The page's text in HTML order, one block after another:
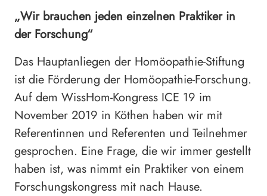
„Wir brauchen jeden einzelnen Praktiker in
der Forschung“
Das Hauptanliegen der Homöopathie-Stiftung
ist die Förderung der Homöopathie-Forschung.
Auf dem WissHom-Kongress ICE 19 im
November 2019 in Köthen haben wir mit
Referentinnen und Referenten und Teilnehmer
gesprochen. Eine Frage, die wir immer gestellt
haben ist, was nimmt ein Praktiker von einem
Forschungskongress mit nach Hause.